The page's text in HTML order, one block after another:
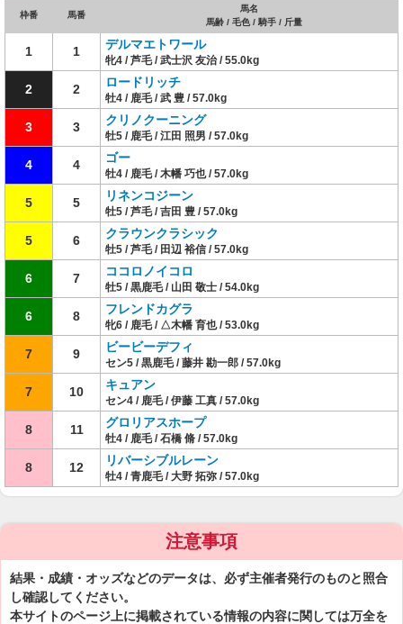
枠番 馬番
馬名
馬齢 / 毛色 / 騎手 / 斤量
1 1 デルマエトワール
牝4 / 芦毛 / 武士沢 友治 / 55.0kg
2 2 ロードリッチ
牡4 / 鹿毛 / 武 豊 / 57.0kg
3 3 クリノクーニング
牡5 / 鹿毛 / 江田 照男 / 57.0kg
4 4 ゴー
牡4 / 鹿毛 / 木幡 巧也 / 57.0kg
5 5 リネンコジーン
牡5 / 芦毛 / 吉田 豊 / 57.0kg
5 6 クラウンクラシック
牡5 / 芦毛 / 田辺 裕信 / 57.0kg
6 7 ココロノイコロ
牡5 / 黒鹿毛 / 山田 敬士 / 54.0kg
6 8 フレンドカグラ
牝6 / 鹿毛 / △木幡 育也 / 53.0kg
7 9 ビービーデフィ
セン5 / 黒鹿毛 / 藤井 勘一郎 / 57.0kg
7 10 キュアン
セン4 / 鹿毛 / 伊藤 工真 / 57.0kg
8 11 グロリアスホープ
牡4 / 鹿毛 / 石橋 脩 / 57.0kg
8 12 リバーシブルレーン
牡4 / 青鹿毛 / 大野 拓弥 / 57.0kg
注意事項
結果・成績・オッズなどのデータは、必ず主催者発行のものと照合
し確認してください。
本サイトのページ上に掲載されている情報の内容に関しては万全を